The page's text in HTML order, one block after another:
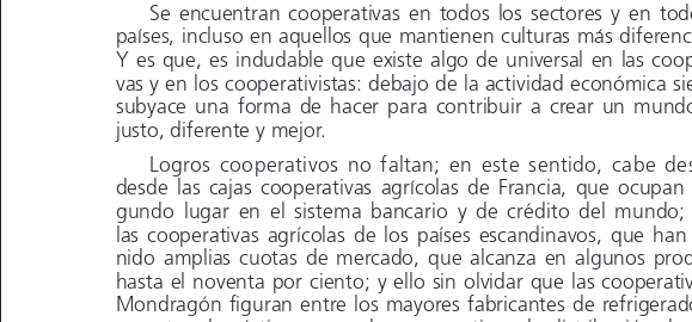
Se  encuentran  cooperativas  en  todos  los  sectores  y  en
países, incluso en aquellos que mantienen culturas más diferenc
Y  es  que,  es  indudable  que  existe  algo  de  universal  en  las
vas y en los cooperativistas: debajo de la actividad económica
subyace  una  forma  de  hacer  para  contribuir  a  crear  un
justo, diferente y mejor.
Logros  cooperativos  no  faltan;  en  este  sentido,  cabe
desde  las  cajas  cooperativas  agrícolas  de  Francia,  que  ocupan
gundo  lugar  en  el  sistema  bancario  y  de  crédito  del  mundo;
las  cooperativas  agrícolas  de  los  países  escandinavos,  que
nido  amplias  cuotas  de  mercado,  que  alcanza  en  algunos
hasta el noventa por ciento; y ello sin olvidar que las coopera
Mondragón figuran entre los mayores fabricantes de